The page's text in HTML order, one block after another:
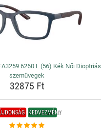
6260 L (56) Kék Női Dioptriás
szemüvegek
32875 Ft
KEDVEZMÉNY